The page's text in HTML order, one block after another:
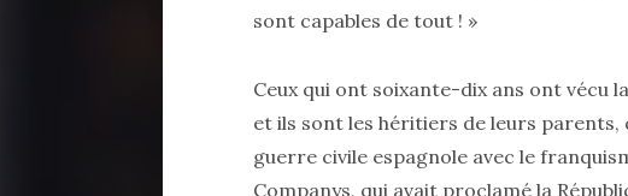
sont capables de tout ! »
Ceux qui ont soixante-dix ans ont vécu
et ils sont les héritiers de leurs
guerre civile espagnole avec le
Companys, qui avait proclamé la